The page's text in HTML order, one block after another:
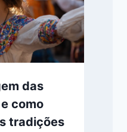
das
como
tradições